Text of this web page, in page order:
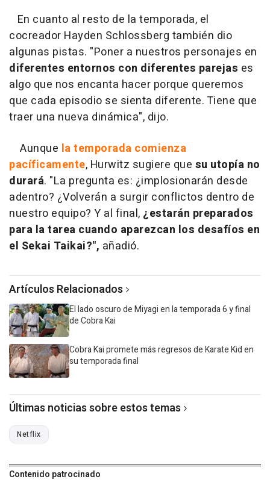
En cuanto al resto de la temporada, el
cocreador Hayden Schlossberg también dio
algunas pistas. "Poner a nuestros personajes en
diferentes entornos con diferentes parejas es
algo que nos encanta hacer porque queremos
que cada episodio se sienta diferente. Tiene que
traer una nueva dinámica", dijo.
Aunque la temporada comienza
pacíficamente, Hurwitz sugiere que su utopía no
durará. "La pregunta es: ¿implosionarán desde
adentro? ¿Volverán a surgir conflictos dentro de
nuestro equipo? Y al final, ¿estarán preparados
para la tarea cuando aparezcan los desafíos en
el Sekai Taikai?", añadió.
Artículos Relacionados
El lado oscuro de Miyagi en la temporada 6 y final
de Cobra Kai
Cobra Kai promete más regresos de Karate Kid en
su temporada final
Últimas noticias sobre estos temas
Netflix
Contenido patrocinado